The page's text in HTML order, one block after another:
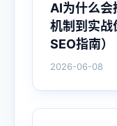
AI为什么会
机制到实战
SEO指南）
2026-06-08